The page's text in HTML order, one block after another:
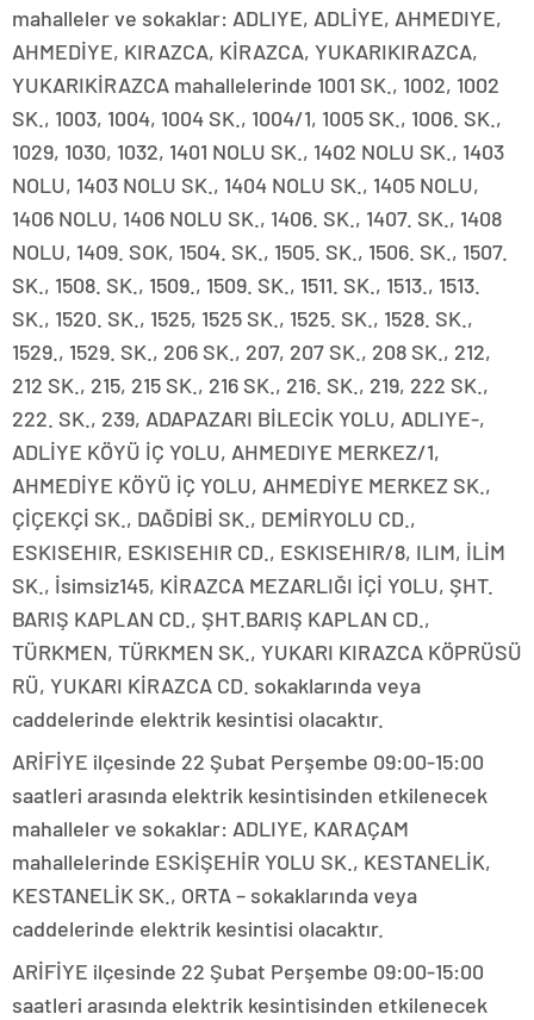
mahalleler ve sokaklar: ADLIYE, ADLİYE, AHMEDIYE,
AHMEDİYE, KIRAZCA, KİRAZCA, YUKARIKIRAZCA,
YUKARIKİRAZCA mahallelerinde 1001 SK., 1002, 1002
SK., 1003, 1004, 1004 SK., 1004/1, 1005 SK., 1006. SK.,
1029, 1030, 1032, 1401 NOLU SK., 1402 NOLU SK., 1403
NOLU, 1403 NOLU SK., 1404 NOLU SK., 1405 NOLU,
1406 NOLU, 1406 NOLU SK., 1406. SK., 1407. SK., 1408
NOLU, 1409. SOK, 1504. SK., 1505. SK., 1506. SK., 1507.
SK., 1508. SK., 1509., 1509. SK., 1511. SK., 1513., 1513.
SK., 1520. SK., 1525, 1525 SK., 1525. SK., 1528. SK.,
1529., 1529. SK., 206 SK., 207, 207 SK., 208 SK., 212,
212 SK., 215, 215 SK., 216 SK., 216. SK., 219, 222 SK.,
222. SK., 239, ADAPAZARI BİLECİK YOLU, ADLIYE-,
ADLİYE KÖYÜ İÇ YOLU, AHMEDIYE MERKEZ/1,
AHMEDİYE KÖYÜ İÇ YOLU, AHMEDİYE MERKEZ SK.,
ÇİÇEKÇİ SK., DAĞDİBİ SK., DEMİRYOLU CD.,
ESKISEHIR, ESKISEHIR CD., ESKISEHIR/8, ILIM, İLİM
SK., İsimsiz145, KİRAZCA MEZARLIĞI İÇİ YOLU, ŞHT.
BARIŞ KAPLAN CD., ŞHT.BARIŞ KAPLAN CD.,
TÜRKMEN, TÜRKMEN SK., YUKARI KIRAZCA KÖPRÜSÜ
RÜ, YUKARI KİRAZCA CD. sokaklarında veya
caddelerinde elektrik kesintisi olacaktır.
ARİFİYE ilçesinde 22 Şubat Perşembe 09:00-15:00
saatleri arasında elektrik kesintisinden etkilenecek
mahalleler ve sokaklar: ADLIYE, KARAÇAM
mahallelerinde ESKİŞEHİR YOLU SK., KESTANELİK,
KESTANELİK SK., ORTA – sokaklarında veya
caddelerinde elektrik kesintisi olacaktır.
ARİFİYE ilçesinde 22 Şubat Perşembe 09:00-15:00
saatleri arasında elektrik kesintisinden etkilenecek